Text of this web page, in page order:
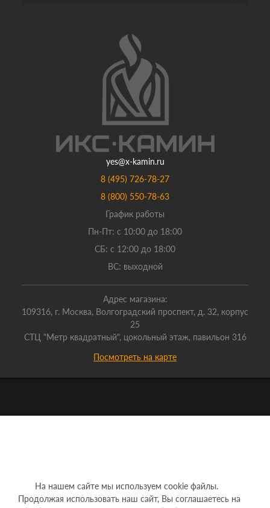
yes@x-kamin.ru
8 (495) 726-78-27
8 (800) 550-78-63
График работы
Пн-Пт: с 10:00 до 18:00
СБ: с 12:00 до 18:00
ВС: выходной
Адрес магазина:
109316, г. Москва, Волгоградский проспект, д. 32, корпус
25
СТЦ "Метр квадратный", цокольный этаж, павильон 316
Посмотреть на карте
На нашем сайте мы используем cookie файлы.
Продолжая использовать наш сайт, Вы соглашаетесь на